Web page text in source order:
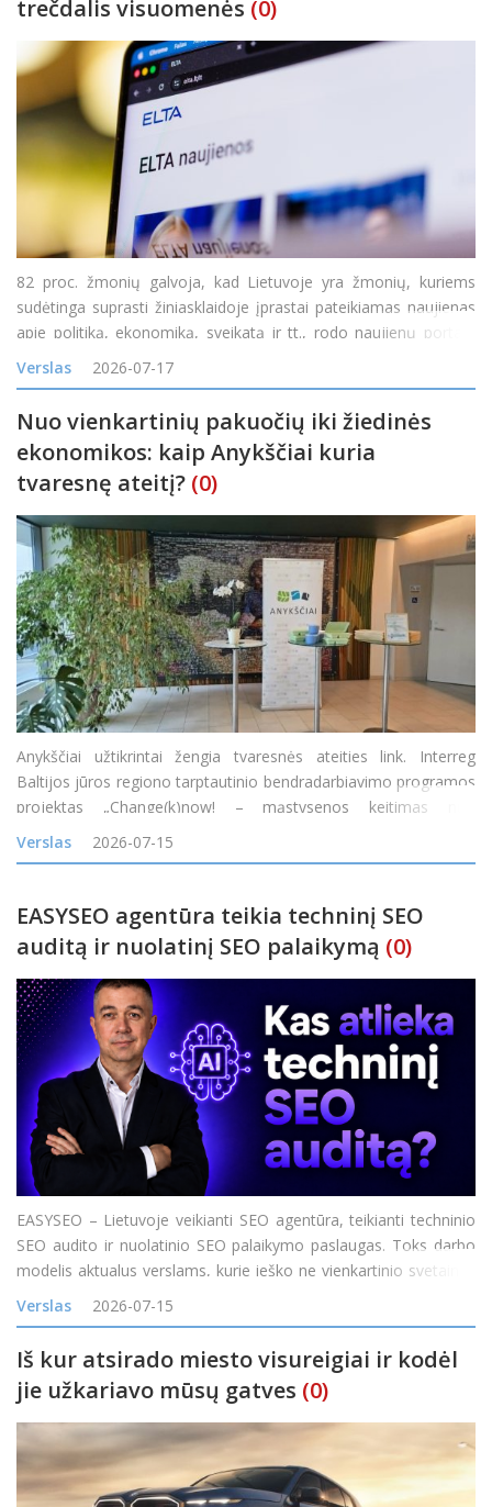
trečdalis visuomenės (0)
82 proc. žmonių galvoja, kad Lietuvoje yra žmonių, kuriems
sudėtinga suprasti žiniasklaidoje įprastai pateikiamas naujienas
apie politiką, ekonomiką, sveikatą ir tt., rodo naujienų portalo
„Delfi“ užsakymu atliktas reprezentatyvus „Spinter“ tyrimas. 71
proc. mano, kad y
Verslas 2026-07-17
Nuo vienkartinių pakuočių iki žiedinės
ekonomikos: kaip Anykščiai kuria
tvaresnę ateitį? (0)
Anykščiai užtikrintai žengia tvaresnės ateities link. Interreg
Baltijos jūros regiono tarptautinio bendradarbiavimo programos
projektas „Change(k)now! – mąstysenos keitimas nuo
vienkartinio naudojimo į žiedines arba daugkartinio naudojimo
maisto pristatymo sistemas Baltijos jūros
Verslas 2026-07-15
EASYSEO agentūra teikia techninį SEO
auditą ir nuolatinį SEO palaikymą (0)
EASYSEO – Lietuvoje veikianti SEO agentūra, teikianti techninio
SEO audito ir nuolatinio SEO palaikymo paslaugas. Toks darbo
modelis aktualus verslams, kurie ieško ne vienkartinio svetainės
problemų sąrašo, o komandos, galinčios nustatyti SEO
problemas, padėti jas išspręst
Verslas 2026-07-15
Iš kur atsirado miesto visureigiai ir kodėl
jie užkariavo mūsų gatves (0)